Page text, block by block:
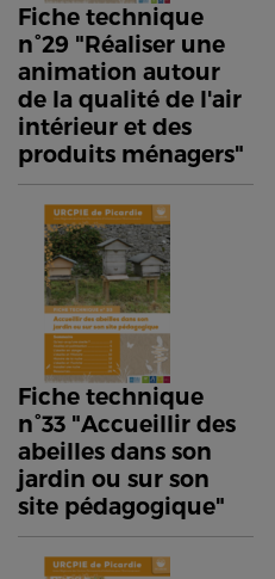
Fiche technique
n°29 "Réaliser une
animation autour
de la qualité de l'air
intérieur et des
produits ménagers"
Fiche technique
n°33 "Accueillir des
abeilles dans son
jardin ou sur son
site pédagogique"